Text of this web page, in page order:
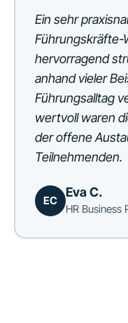
Ein sehr
Führungskräfte-
hervorragend
anhand vieler
Führungsalltag
wertvoll waren
der offene
Teilnehmenden.
EC
Eva C.
HR Business